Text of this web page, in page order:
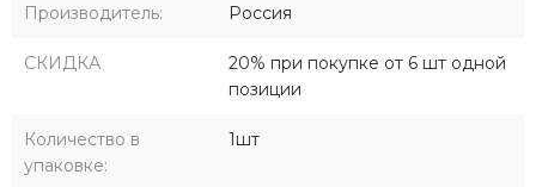
Производитель: Россия
СКИДКА
20% при покупке от 6 шт одной
позиции
Количество в
упаковке:
1шт